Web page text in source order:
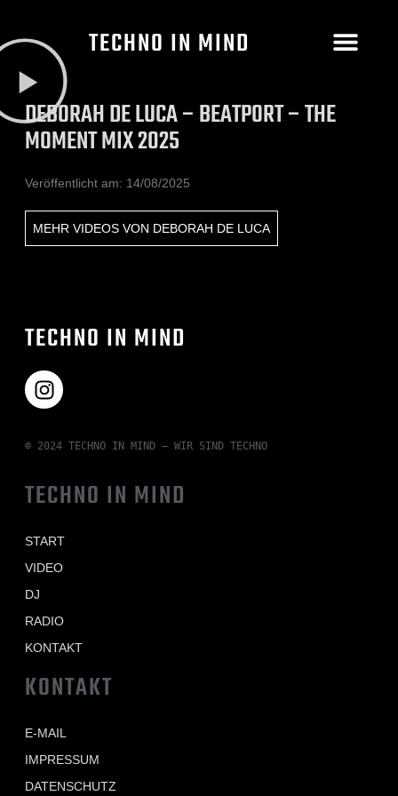
TECHNO IN MIND
DEBORAH DE LUCA – BEATPORT – THE
MOMENT MIX 2025
Veröffentlicht am: 14/08/2025
MEHR VIDEOS VON DEBORAH DE LUCA
TECHNO IN MIND
© 2024 TECHNO IN MIND – WIR SIND TECHNO
TECHNO IN MIND
START
VIDEO
DJ
RADIO
KONTAKT
KONTAKT
E-MAIL
IMPRESSUM
DATENSCHUTZ